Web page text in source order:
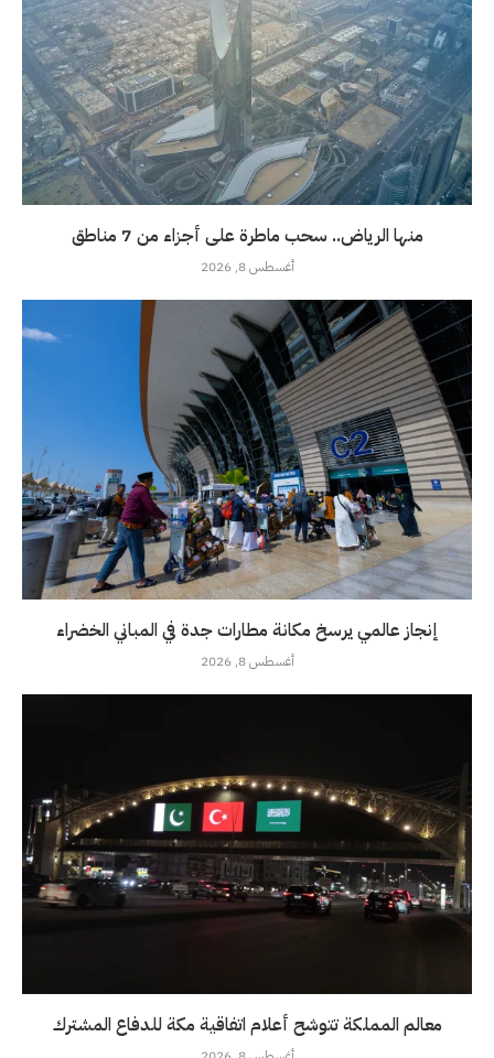
منها الرياض.. سحب ماطرة على أجزاء من 7 مناطق
أغسطس 8, 2026
إنجاز عالمي يرسخ مكانة مطارات جدة في المباني الخضراء
أغسطس 8, 2026
معالم المملكة تتوشح أعلام اتفاقية مكة للدفاع المشترك